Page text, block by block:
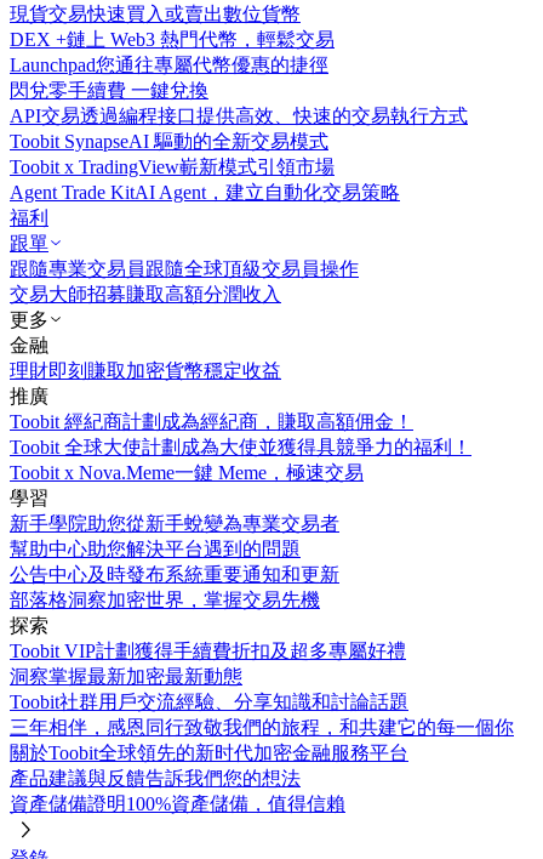
現貨交易快速買入或賣出數位貨幣
DEX +鏈上 Web3 熱門代幣，輕鬆交易
Launchpad您通往專屬代幣優惠的捷徑
閃兌零手續費 一鍵兌換
API交易透過編程接口提供高效、快速的交易執行方式
Toobit SynapseAI 驅動的全新交易模式
Toobit x TradingView嶄新模式引領市場
Agent Trade KitAI Agent，建立自動化交易策略
福利
跟單
跟隨專業交易員跟隨全球頂級交易員操作
交易大師招募賺取高額分潤收入
更多
金融
理財即刻賺取加密貨幣穩定收益
推廣
Toobit 經紀商計劃 成為經紀商，賺取高額佣金！
Toobit 全球大使計劃 成為大使並獲得具競爭力的福利！
Toobit x Nova.Meme一鍵 Meme，極速交易
學習
新手學院助您從新手蛻變為專業交易者
幫助中心助您解決平台遇到的問題
公告中心及時發布系統重要通知和更新
部落格洞察加密世界，掌握交易先機
探索
Toobit VIP計劃獲得手續費折扣及超多專屬好禮
洞察掌握最新加密最新動態
Toobit社群用戶交流經驗、分享知識和討論話題
三年相伴，感恩同行致敬我們的旅程，和共建它的每一個你
關於Toobit全球領先的新时代加密金融服務平台
產品建議與反饋告訴我們您的想法
資產儲備證明100%資產儲備，值得信賴